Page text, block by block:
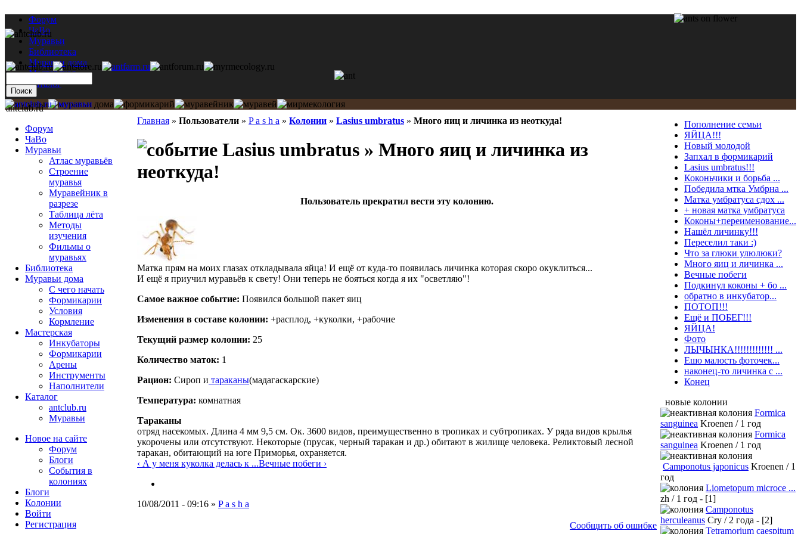
Форум
ЧаВо
Муравьи
Библиотека
Муравьи дома
Мастерская
Каталог
Главная » Пользователи » P a s h a » Колонии » Lasius umbratus » Много яиц и личинка из неоткуда!
Lasius umbratus » Много яиц и личинка из
неоткуда!
Пользователь прекратил вести эту колонию.
Матка прям на моих глазах откладывала яйца! И ещё от куда-то появилась личинка которая скоро окуклиться...
И ещё я приучил муравьёв к свету! Они теперь не бояться когда я их "осветляю"!
Самое важное событие: Появился большой пакет яиц
Изменения в составе кoлонии: +расплод, +куколки, +рабочие
Текущий размер кoлонии: 25
Количество маток: 1
Рацион: Сироп и тараканы(мадагаскарские)
Температура: комнатная
Тараканы
отряд насекомых. Длина 4 мм 9,5 см. Ок. 3600 видов, преимущественно в тропиках и субтропиках. У ряда видов крылья
укорочены или отсутствуют. Некоторые (прусак, черный таракан и др.) обитают в жилище человека. Реликтовый лесной
таракан, обитающий на юге Приморья, охраняется.
‹ А у меня куколка делась к ...Вечные побеги ›
10/08/2011 - 09:16 » P a s h a
Сообщить об ошибке
antclub.ru
Форум
ЧаВо
Муравьи
Атлас муравьёв
Строение
муравья
Муравейник в
разрезе
Таблица лёта
Методы
изучения
Фильмы о
муравьях
Библиотека
Муравьи дома
С чего начать
Формикарии
Условия
Кормление
Мастерская
Инкубаторы
Формикарии
Арены
Инструменты
Наполнители
Каталог
antclub.ru
Муравьи
Новое на сайте
Форум
Блоги
События в
колониях
Блоги
Колонии
Войти
Peгиcтpaция
Пополнение семьи
ЯЙЦА!!!
Новый молодой
Запхал в формикарий
Lasius umbratus!!!
Коконьчики и борьба ...
Победила мтка Умбрна ...
Матка умбратуса сдох ...
+ новая матка умбратуса
Коконы+переименование...
Нашёл личинку!!!
Переселил таки :)
Что за глюки улюлюки?
Много яиц и личинка ...
Вечные побеги
Подкинул коконы + бо ...
обратно в инкубатор...
ПОТОП!!!
Ещё и ПОБЕГ!!!
ЯЙЦА!
Фото
ЛЫЧЫНКА!!!!!!!!!!!!! ...
Ешо малость фоточек...
наконец-то личинка с ...
Конец
новые колонии
Formica
sanguinea Kroenen / 1 год
Formica
sanguinea Kroenen / 1 год
Camponotus japonicus Kroenen / 1
год
Liometopum microce ...
zh / 1 год - [1]
Camponotus
herculeanus Cry / 2 года - [2]
Tetramorium caespitum